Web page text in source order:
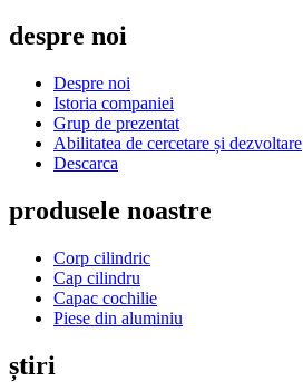
despre noi
Despre noi
Istoria companiei
Grup de prezentat
Abilitatea de cercetare și dezvoltare
Descarca
produsele noastre
Corp cilindric
Cap cilindru
Capac cochilie
Piese din aluminiu
știri